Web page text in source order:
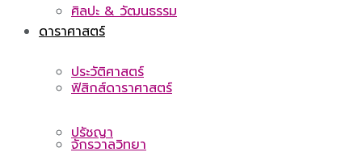
ศิลปะ & วัฒนธรรม
ประวัติศาสตร์
ปรัชญา
ดาราศาสตร์
ฟิสิกส์ดาราศาสตร์
จักรวาลวิทยา